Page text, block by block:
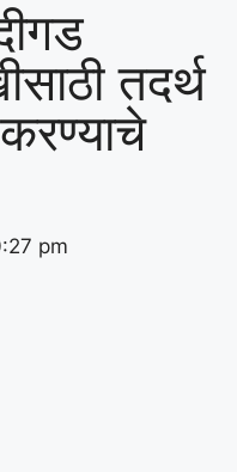
तदर्थ
pm